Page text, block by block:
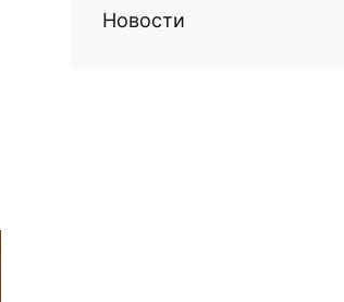
Новости